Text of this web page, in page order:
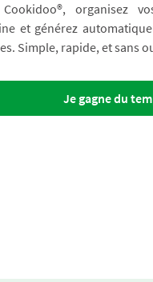
Cookidoo®, organisez
et générez
Simple, rapide, et sans
Je gagne du